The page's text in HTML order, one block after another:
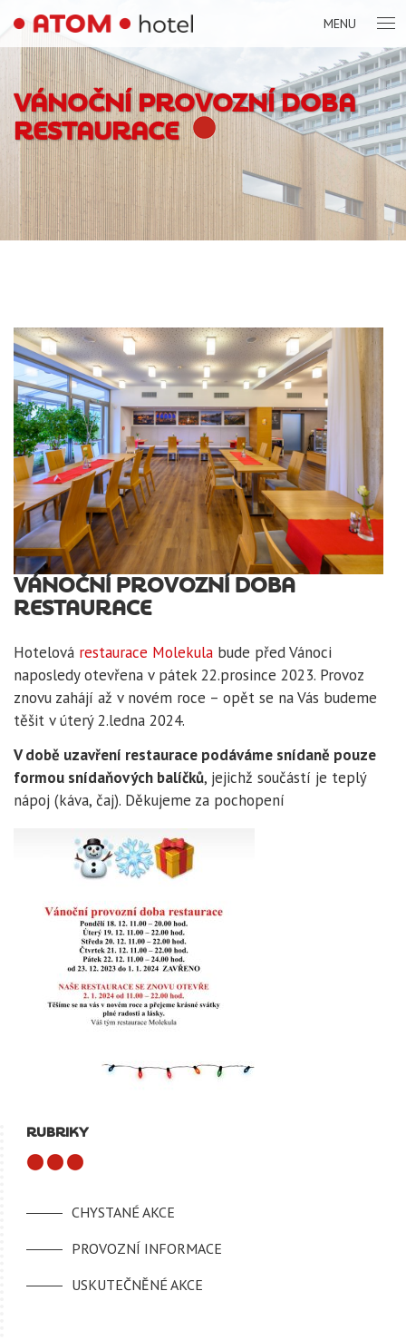
MENU
VÁNOČNÍ PROVOZNÍ DOBA
RESTAURACE
VÁNOČNÍ PROVOZNÍ DOBA
RESTAURACE
Hotelová restaurace Molekula bude před Vánoci
naposledy otevřena v pátek 22.prosince 2023. Provoz
znovu zahájí až v novém roce – opět se na Vás budeme
těšit v úterý 2.ledna 2024.
V době uzavření restaurace podáváme snídaně pouze
formou snídaňových balíčků, jejichž součástí je teplý
nápoj (káva, čaj). Děkujeme za pochopení
RUBRIKY
CHYSTANÉ AKCE
PROVOZNÍ INFORMACE
USKUTEČNĚNÉ AKCE